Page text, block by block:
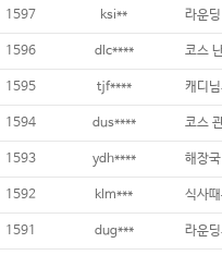
1597 ksi**
1596 dlc****
1595 tjf**** 캐디
1594 dus**** 코스
1593 ydh**** 해장
1592 klm***
1591 dug***